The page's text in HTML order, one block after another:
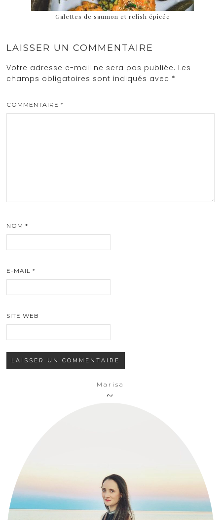
Galettes de saumon et relish épicée
LAISSER UN COMMENTAIRE
Votre adresse e-mail ne sera pas publiée. Les
champs obligatoires sont indiqués avec *
COMMENTAIRE*
NOM*
E-MAIL*
SITE WEB
Marisa